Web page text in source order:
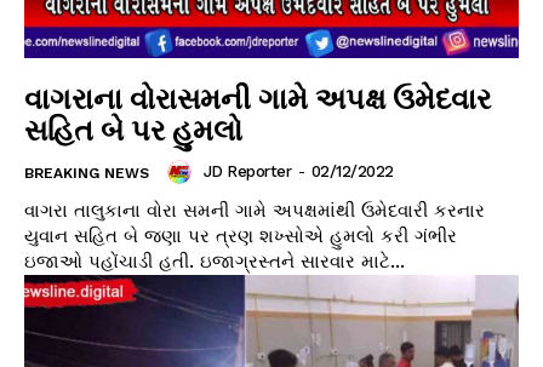
વાગરાના વોરાસમની ગામે અપક્ષ ઉમેદવાર
સહિત બે પર હુમલો
BREAKING NEWS JD Reporter - 02/12/2022
વાગરા તાલુકાના વોરા સમની ગામે અપક્ષમાંથી ઉમેદવારી કરનાર
યુવાન સહિત બે જણા પર ત્રણ શખ્સોએ હુમલો કરી ગંભીર
ઇજાઓ પહોંચાડી હતી. ઇજાગ્રસ્તને સારવાર માટે...